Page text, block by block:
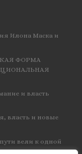
Илона Маска и
ФОРМА
и власть
власть и новые
вели к одной
КЭД